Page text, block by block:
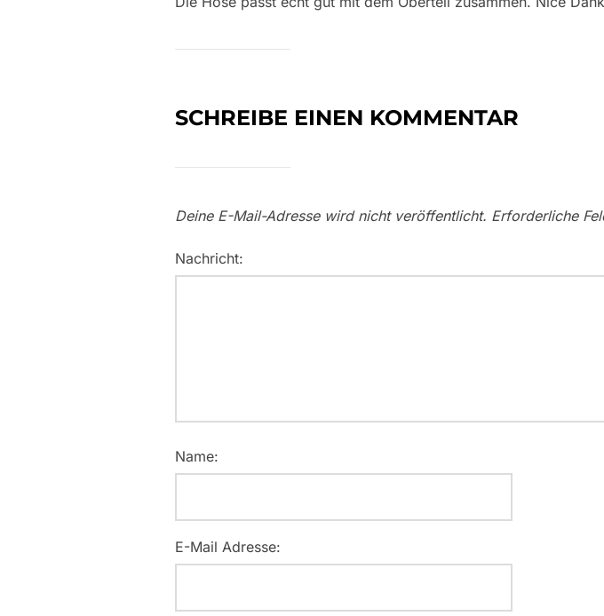
SCHREIBE EINEN KOMMENTAR
Deine E-Mail-Adresse wird nicht veröffentlicht. Erforderliche
Nachricht:
Name:
E-Mail Adresse: